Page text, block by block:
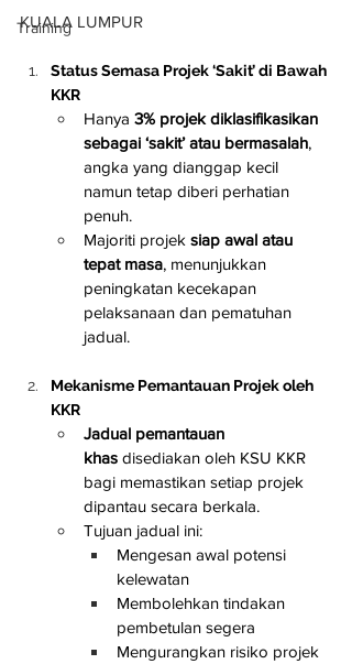
Training
KUALA LUMPUR
Status Semasa Projek ‘Sakit’ di Bawah
KKR
Hanya 3% projek diklasifikasikan
sebagai ‘sakit’ atau bermasalah,
angka yang dianggap kecil
namun tetap diberi perhatian
penuh.
Majoriti projek siap awal atau
tepat masa, menunjukkan
peningkatan kecekapan
pelaksanaan dan pematuhan
jadual.
Mekanisme Pemantauan Projek oleh
KKR
Jadual pemantauan
khas disediakan oleh KSU KKR
bagi memastikan setiap projek
dipantau secara berkala.
Tujuan jadual ini:
Mengesan awal potensi
kelewatan
Membolehkan tindakan
pembetulan segera
Mengurangkan risiko projek